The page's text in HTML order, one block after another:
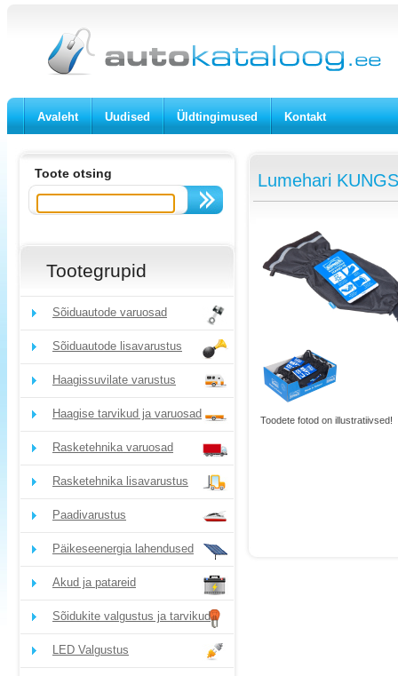
Avaleht Uudised Üldtingimused Kontakt
Toote otsing
Tootegrupid
Sõiduautode varuosad
Sõiduautode lisavarustus
Haagissuvilate varustus
Haagise tarvikud ja varuosad
Rasketehnika varuosad
Rasketehnika lisavarustus
Paadivarustus
Päikeseenergia lahendused
Akud ja patareid
Sõidukite valgustus ja tarvikud
LED Valgustus
Lumehari
Toodete fotod on illustratiivsed!